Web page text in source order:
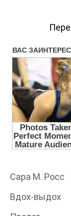
Сара М. Росс
Вдох-выдох